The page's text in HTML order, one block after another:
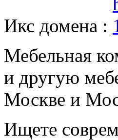
Икс домена :
Мебельная
и другую
Москве и
Ищете